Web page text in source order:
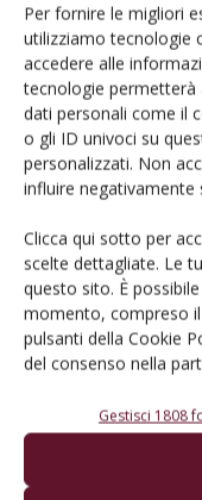
Per fornire le migliori
utilizziamo tecnologie
accedere alle
tecnologie permetterà
dati personali come il
o gli ID univoci su
personalizzati. Non
influire negativamente
Clicca qui sotto per
scelte dettagliate. Le
questo sito. È
momento, compreso
pulsanti della Cookie
del consenso nella
Gestisci 1808
Rimani
Iscriviti